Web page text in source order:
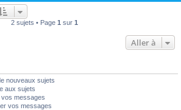
2 sujets • Page 1 sur 1
Aller à
nouveaux sujets
aux sujets
vos messages
vos messages